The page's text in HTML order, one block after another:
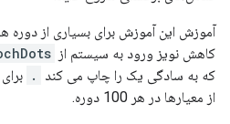
آموزش این آموزش برای بسیاری از دوره
کاهش نویز ورود به سیستم از
که به سادگی یک را چاپ می کند
.
از معیارها در هر 100 دوره.